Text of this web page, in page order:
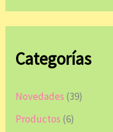
Categorías
Novedades (39)
Productos (6)